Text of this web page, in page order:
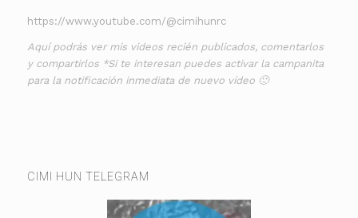
https://www.youtube.com/@cimihunrc
Aquí podrás ver mis videos recién publicados, comentarlos
y compartirlos *Si te interesan puedes activar la campanita
para la notificación inmediata de nuevo vídeo 🙂
CIMI HUN TELEGRAM